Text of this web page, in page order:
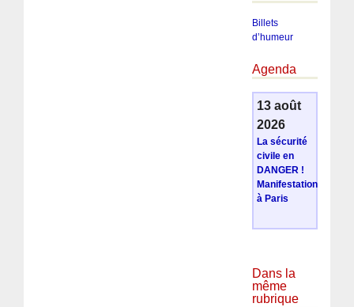
Billets
d’humeur
Agenda
13 août
2026
La sécurité
civile en
DANGER !
Manifestation
à Paris
Dans la
même
rubrique